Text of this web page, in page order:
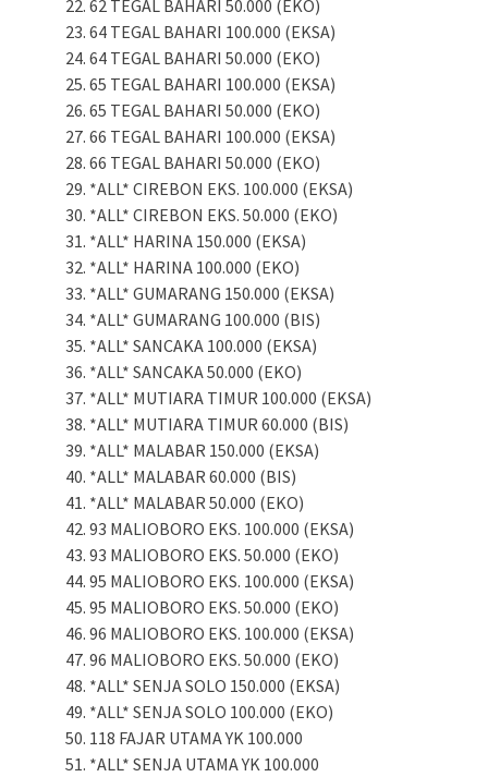
62 TEGAL BAHARI 50.000 (EKO)
64 TEGAL BAHARI 100.000 (EKSA)
64 TEGAL BAHARI 50.000 (EKO)
65 TEGAL BAHARI 100.000 (EKSA)
65 TEGAL BAHARI 50.000 (EKO)
66 TEGAL BAHARI 100.000 (EKSA)
66 TEGAL BAHARI 50.000 (EKO)
*ALL* CIREBON EKS. 100.000 (EKSA)
*ALL* CIREBON EKS. 50.000 (EKO)
*ALL* HARINA 150.000 (EKSA)
*ALL* HARINA 100.000 (EKO)
*ALL* GUMARANG 150.000 (EKSA)
*ALL* GUMARANG 100.000 (BIS)
*ALL* SANCAKA 100.000 (EKSA)
*ALL* SANCAKA 50.000 (EKO)
*ALL* MUTIARA TIMUR 100.000 (EKSA)
*ALL* MUTIARA TIMUR 60.000 (BIS)
*ALL* MALABAR 150.000 (EKSA)
*ALL* MALABAR 60.000 (BIS)
*ALL* MALABAR 50.000 (EKO)
93 MALIOBORO EKS. 100.000 (EKSA)
93 MALIOBORO EKS. 50.000 (EKO)
95 MALIOBORO EKS. 100.000 (EKSA)
95 MALIOBORO EKS. 50.000 (EKO)
96 MALIOBORO EKS. 100.000 (EKSA)
96 MALIOBORO EKS. 50.000 (EKO)
*ALL* SENJA SOLO 150.000 (EKSA)
*ALL* SENJA SOLO 100.000 (EKO)
118 FAJAR UTAMA YK 100.000
*ALL* SENJA UTAMA YK 100.000